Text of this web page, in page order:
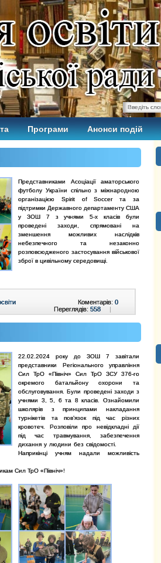
Програми Анонси подій
Представниками Асоціації аматорського
футболу України спільно з міжнародною
організацією Spirit of Soccer та за
підтримки Державного департаменту США
у ЗОШ 7 з учнями 5-х класів були
проведені заходи, спрямовані на
зменшення можливих наслідків
небезпечного та незаконно
розповсюдженого застосування військової
зброї в цивільному середовищі.
Коментарів: 0
Переглядів: 558 |
22.02.2024 року до ЗОШ 7 завітали
представники Регіонального управління
Сил ТрО «Північ» Сил ТрО ЗСУ 376-го
окремого батальйону охорони та
обслуговування. Були проведені заходи з
учнями 3, 5, 6 та 8 класів. Ознайомили
школярів з принципами накладання
турнікетів та повʼязок під час різних
кровотеч. Розповіли про невідкладні дії
під час травмування, забезпечення
дихання у людини без свідомості.
Наприкінці учням надали можливість
Сил ТрО «Північ»!